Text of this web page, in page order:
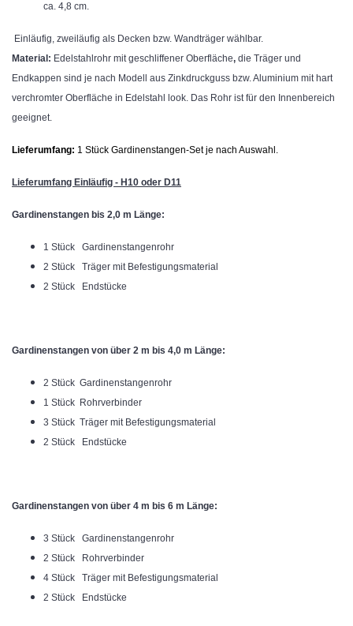
ca. 4,8 cm.
Einläufig, zweiläufig als Decken bzw. Wandträger wählbar.
Material: Edelstahlrohr mit geschliffener Oberfläche, die Träger und
Endkappen sind je nach Modell aus Zinkdruckguss bzw. Aluminium mit hart
verchromter Oberfläche in Edelstahl look. Das Rohr ist für den Innenbereich
geeignet.
Lieferumfang: 1 Stück Gardinenstangen-Set je nach Auswahl.
Lieferumfang Einläufig - H10 oder D11
Gardinenstangen bis 2,0 m Länge:
1 Stück Gardinenstangenrohr
2 Stück Träger mit Befestigungsmaterial
2 Stück Endstücke
Gardinenstangen von über 2 m bis 4,0 m Länge:
2 Stück Gardinenstangenrohr
1 Stück Rohrverbinder
3 Stück Träger mit Befestigungsmaterial
2 Stück Endstücke
Gardinenstangen von über 4 m bis 6 m Länge:
3 Stück Gardinenstangenrohr
2 Stück Rohrverbinder
4 Stück Träger mit Befestigungsmaterial
2 Stück Endstücke